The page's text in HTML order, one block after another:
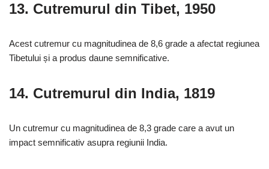
13. Cutremurul din Tibet, 1950
Acest cutremur cu magnitudinea de 8,6 grade a afectat regiunea
Tibetului și a produs daune semnificative.
14. Cutremurul din India, 1819
Un cutremur cu magnitudinea de 8,3 grade care a avut un
impact semnificativ asupra regiunii India.